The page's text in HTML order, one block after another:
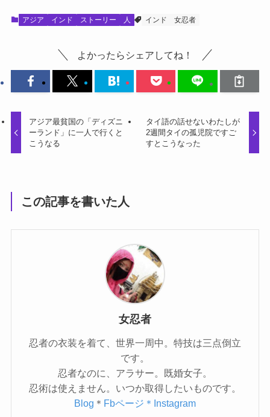
アジア インド ストーリー 人 インド 女忍者
よかったらシェアしてね！
アジア最貧国の「ディズニ
ーランド」に一人で行くと
こうなる
タイ語の話せないわたしが
2週間タイの孤児院ですご
すとこうなった
この記事を書いた人
女忍者
忍者の衣装を着て、世界一周中。特技は三点倒立
です。
忍者なのに、アラサー。既婚女子。
忍術は使えません。いつか取得したいものです。
Blog ＊ Fbページ ＊Instagram